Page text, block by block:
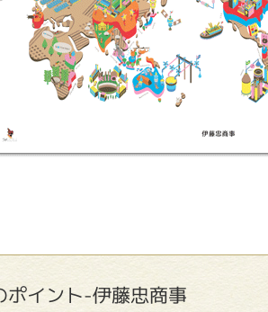
ポイント-伊藤忠商事